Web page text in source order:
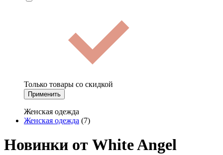
Только товары со скидкой
Применить
Женская одежда
Женская одежда (7)
Новинки от White Angel